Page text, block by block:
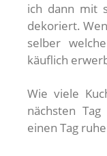
ich dann mit
dekoriert.
selber
käuflich
Wie viele
nächsten
einen Tag